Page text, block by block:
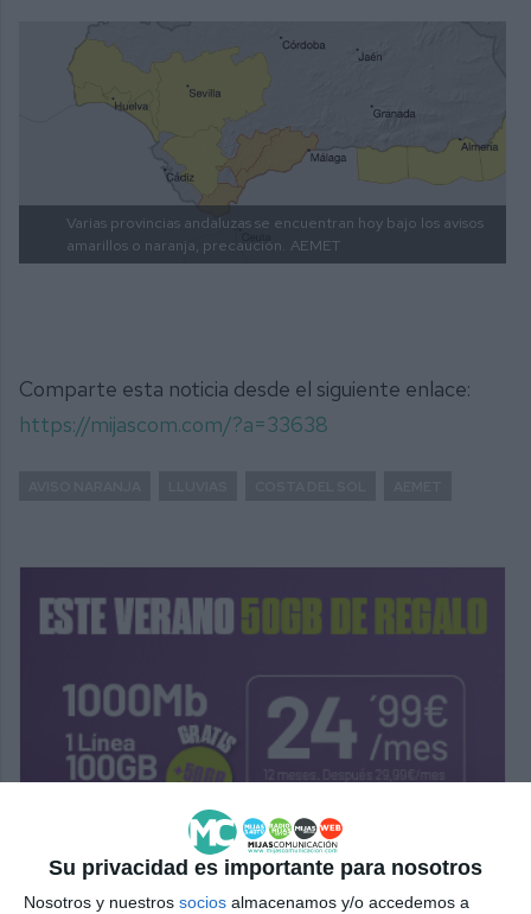
Su privacidad es importante para nosotros
Nosotros y nuestros socios almacenamos y/o accedemos a
Varias provincias andaluzas se encuentran hoy bajo los avisos
amarillos o naranja, precaución. AEMET
Comparte esta noticia desde el siguiente enlace:
https://mijascom.com/?a=33638